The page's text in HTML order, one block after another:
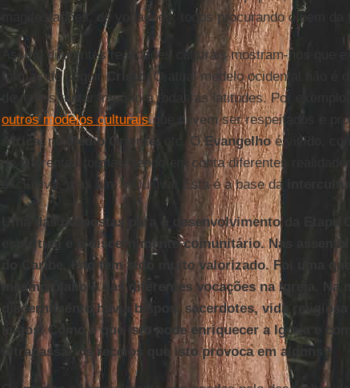
manifestações, de vocações; todos procurando o bem
Assim, diferentes realidades culturais mostram-nos que
formas de seguirCristo . O atual modelo ocidental não é
devemos tentar impô-lo a todas as latitudes. Por
outros modelos culturaisque devem ser respeitados e
África, no Médio Oriente , etc. OEvangelhoé vivido,
de diferentes formas, tendo em conta diferentes
exclusiva, mas sim inclusiva. Esta é a base da
Uma das propostas para o desenvolvimento da
espiritual e o discernimento comunitário. Nas
do Caribe, isto tem sido muito valorizado. Foi uma
mesmo plano e das diferentes vocações na Igreja. Na
discernimento havia bispos, sacerdotes, vida
leigos. Como é que isto pode enriquecer a Igreja e
ultrapassar os receios que isto provoca em alguns?